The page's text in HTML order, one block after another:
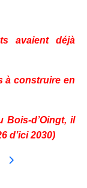
avaient déjà
à construire en
Bois-d’Oingt, il
d’ici 2030)
Val d'Oingt
: Construction